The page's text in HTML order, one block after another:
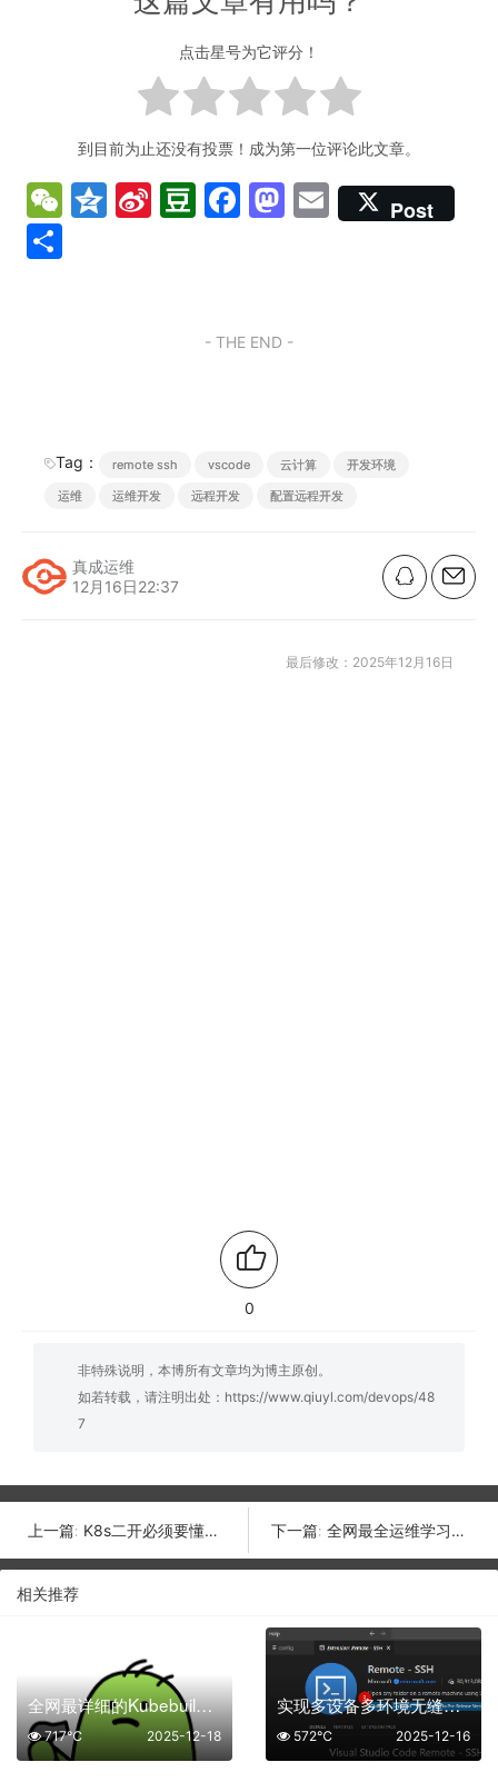
点击星号为它评分！
到目前为止还没有投票！成为第一位评论此文章。
W Q
Si D
a
F
b
k
M
d
E
m
Post
- THE END -
Tag： remote ssh vscode 云计算
开发环境
运维
运维开发 远程开发 配置远程开发
真成运维
12月16日22:37
最后修改：2025年12月16日
0
非特殊说明，本博所有文章均为博主原创。
如若转载，请注明出处： https://www.qiuyl.com/devops/48
7
上一篇: K8s二开必须要懂的核心概念-Operator 下一篇: 全网最全运维学习路线【🌟收藏级】
相关推荐
全网最详细的Kubebuilder开发K8s Operator的全流程指南，细致入微（真不标题党！）
2025-12-18
717℃
实现多设备多环境无缝开发-VSCode配置远程开发
2025-12-16
572℃